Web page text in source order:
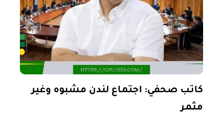
كاتب صحفي: اجتماع لندن مشبوه وغير
مثمر